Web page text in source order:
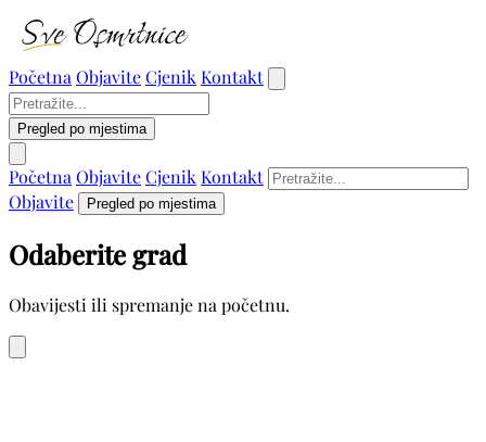
Početna ObjaviteCjenik Kontakt
Pregled po mjestima
Početna ObjaviteCjenik Kontakt
Objavite
Pregled po mjestima
Odaberite grad
Obavijesti ili spremanje na početnu.